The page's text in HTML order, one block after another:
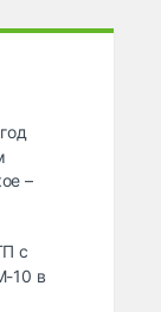
–
с
10 в